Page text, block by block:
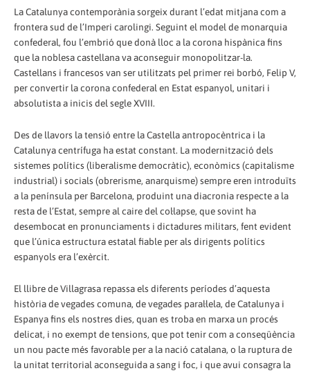
La Catalunya contemporània sorgeix durant l’edat mitjana com a
frontera sud de l’Imperi carolingi. Seguint el model de monarquia
confederal, fou l’embrió que donà lloc a la corona hispànica fins
que la noblesa castellana va aconseguir monopolitzar-la.
Castellans i francesos van ser utilitzats pel primer rei borbó, Felip V,
per convertir la corona confederal en Estat espanyol, unitari i
absolutista a inicis del segle XVIII.
Des de llavors la tensió entre la Castella antropocèntrica i la
Catalunya centrífuga ha estat constant. La modernització dels
sistemes polítics (liberalisme democràtic), econòmics (capitalisme
industrial) i socials (obrerisme, anarquisme) sempre eren introduïts
a la península per Barcelona, produint una diacronia respecte a la
resta de l’Estat, sempre al caire del col·lapse, que sovint ha
desembocat en pronunciaments i dictadures militars, fent evident
que l’única estructura estatal fiable per als dirigents polítics
espanyols era l’exèrcit.
El llibre de Villagrasa repassa els diferents períodes d’aquesta
història de vegades comuna, de vegades paral·lela, de Catalunya i
Espanya fins els nostres dies, quan es troba en marxa un procés
delicat, i no exempt de tensions, que pot tenir com a conseqüència
un nou pacte més favorable per a la nació catalana, o la ruptura de
la unitat territorial aconseguida a sang i foc, i que avui consagra la